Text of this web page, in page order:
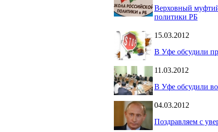
Верховный
политики РБ
15.03.2012
В Уфе обсудили
11.03.2012
В Уфе обсудили
04.03.2012
Поздравляем с